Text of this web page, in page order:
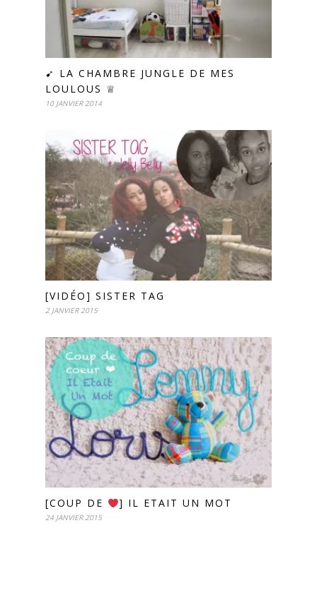
➹ LA CHAMBRE JUNGLE DE MES
LOULOUS ♕
10 JANVIER 2014
[VIDÉO] SISTER TAG
2 JANVIER 2015
[COUP DE ] IL ETAIT UN MOT
24 JANVIER 2015